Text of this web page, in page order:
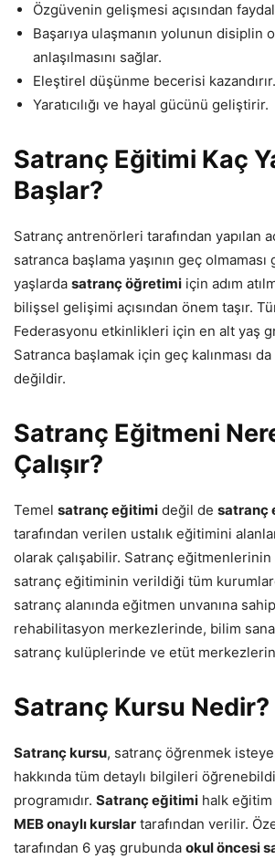
Özgüvenin gelişmesi açısından
Başarıya ulaşmanın yolunun disiplin
anlaşılmasını sağlar.
Eleştirel düşünme becerisi kazandırır.
Yaratıcılığı ve hayal gücünü geliştirir.
Satranç Eğitimi Kaç
Başlar?
Satranç antrenörleri tarafından yapılan
satranca başlama yaşının geç
yaşlarda satranç öğretimi için adım
bilişsel gelişimi açısından önem taşır.
Federasyonu etkinlikleri için en alt yaş
Satranca başlamak için geç kalınması
değildir.
Satranç Eğitmeni
Çalışır?
Temel satranç eğitimi değil de satranç
tarafından verilen ustalık eğitimini
olarak çalışabilir. Satranç eğitmenlerinin
satranç eğitiminin verildiği tüm
satranç alanında eğitmen unvanına
rehabilitasyon merkezlerinde, bilim
satranç kulüplerinde ve etüt
Satranç Kursu Nedir?
Satranç kursu, satranç öğrenmek
hakkında tüm detaylı bilgileri
programıdır. Satranç eğitimi halk
MEB onaylı kurslar tarafından verilir.
tarafından 6 yaş grubunda okul öncesi